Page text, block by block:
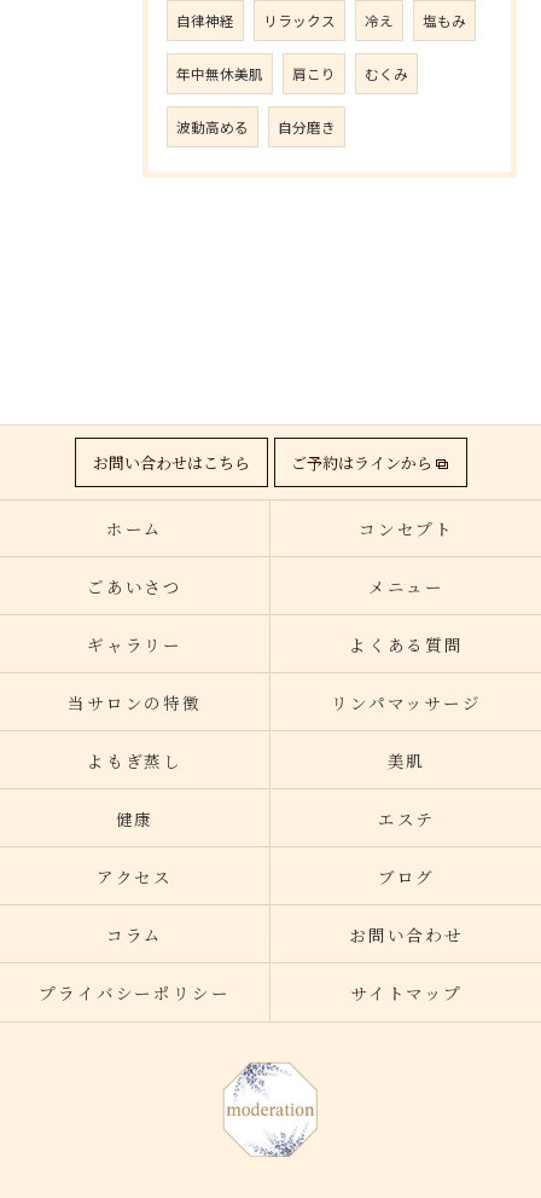
自律神経 リラックス 冷え 塩もみ
年中無休美肌 肩こり むくみ
波動高める 自分磨き
お問い合わせはこちら ご予約はラインから
ホーム コンセプト
ごあいさつ メニュー
ギャラリー よくある質問
当サロンの特徴 リンパマッサージ
よもぎ蒸し 美肌
健康 エステ
アクセス ブログ
コラム お問い合わせ
プライバシーポリシー サイトマップ